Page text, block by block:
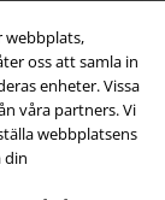
webbplats,
oss att samla in
enheter. Vissa
våra partners. Vi
webbplatsens
din